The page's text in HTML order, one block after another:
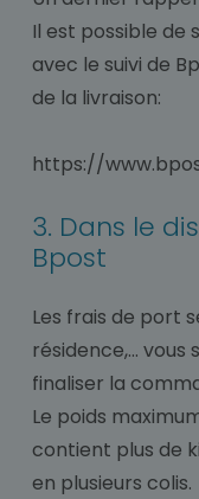
Il est possible de
avec le suivi de
de la livraison:
https://
3. Dans le
Bpost
Les frais de port
résidence,...
finaliser la
Le poids
contient plus de
en plusieurs colis.